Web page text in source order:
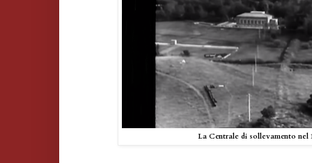
La Centrale di sollevamento nel